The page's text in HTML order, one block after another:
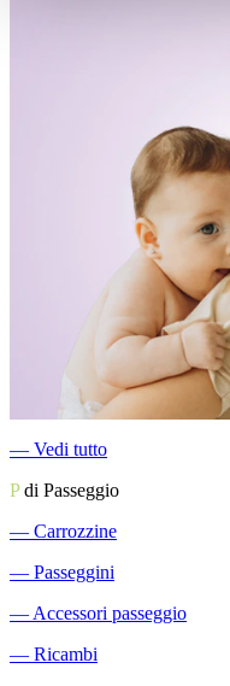
― Vedi tutto
Pdi Passeggio
― Carrozzine
― Passeggini
― Accessori passeggio
― Ricambi